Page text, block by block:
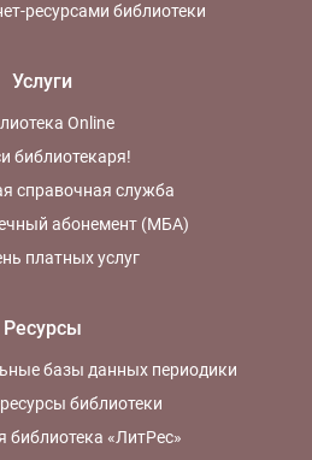
ресурсами библиотеки
Услуги
Online
библиотекаря!
справочная служба
абонемент (МБА)
платных услуг
Ресурсы
базы данных периодики
библиотеки
библиотека «ЛитРес»